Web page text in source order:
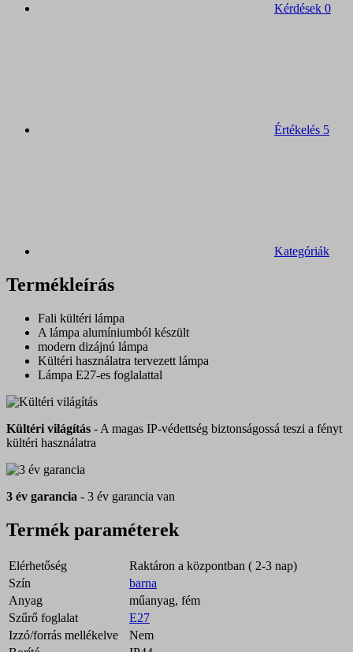
Kérdések 0
Értékelés 5
Kategóriák
Termékleírás
Fali kültéri lámpa
A lámpa alumíniumból készült
modern dizájnú lámpa
Kültéri használatra tervezett lámpa
Lámpa E27-es foglalattal
Kültéri világítás - A magas IP-védettség biztonságossá teszi a fényt
kültéri használatra
3 év garancia - 3 év garancia van
Termék paraméterek
Elérhetőség
Raktáron a központban ( 2-3 nap)
Szín
barna
Anyag
műanyag, fém
Szűrő foglalat
E27
Izzó/forrás mellékelve
Nem